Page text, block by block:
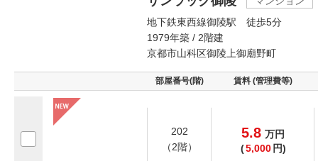
地下鉄東西線御陵駅 徒歩5分
1979年築 / 2階建
京都市山科区御陵上御廟野町
部屋番号(階) 賃料 (管理費等)
202
（2階）
5.8 万円
(5,000 円)